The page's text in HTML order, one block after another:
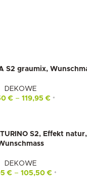
S2 graumix,
DEKOWE
€ –119,95€ *
S2, Effekt natur,
DEKOWE
€– 105,50€ *